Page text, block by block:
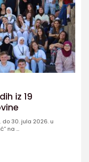
iz 19
do 30. jula 2026. u
na ...